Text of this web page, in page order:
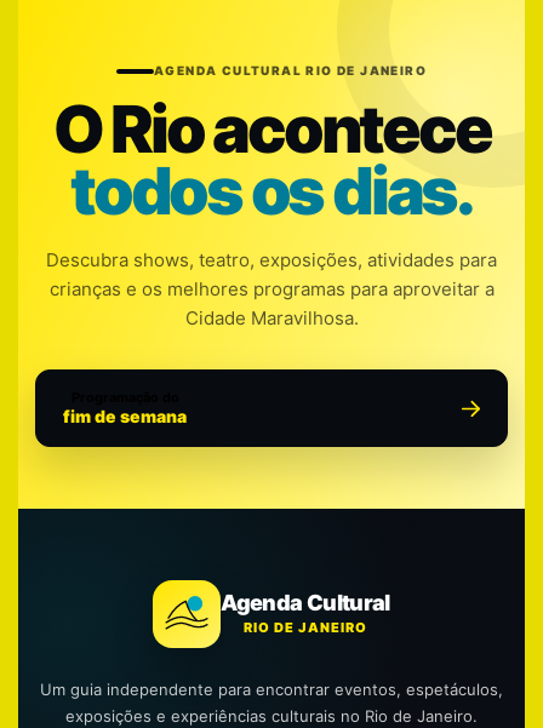
AGENDA CULTURAL RIO DE JANEIRO
O Rio acontece
todos os dias.
Descubra shows, teatro, exposições, atividades para
crianças e os melhores programas para aproveitar a
Cidade Maravilhosa.
fim de semana
Agenda Cultural
RIO DE JANEIRO
Um guia independente para encontrar eventos, espetáculos,
exposições e experiências culturais no Rio de Janeiro.